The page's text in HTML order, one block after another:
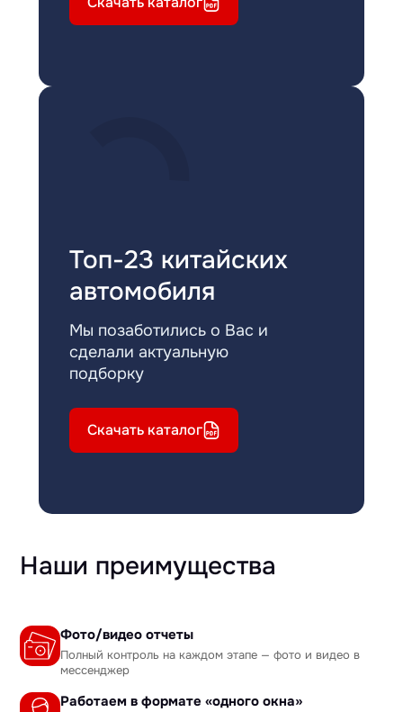
Топ-23 китайских
автомобиля
Мы позаботились о Вас и
сделали актуальную
подборку
Скачать каталог
Наши преимущества
Фото/видео отчеты
Полный контроль на каждом этапе — фото и видео в
мессенджер
Работаем в формате «одного окна»